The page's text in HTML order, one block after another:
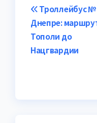
по
записям
Троллейбус №
Днепре:
Тополи до
Нацгвардии